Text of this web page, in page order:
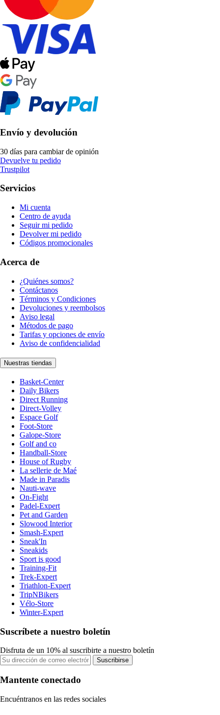
Envío y devolución
30 días para cambiar de opinión
Devuelve tu pedido
Trustpilot
Servicios
Mi cuenta
Centro de ayuda
Seguir mi pedido
Devolver mi pedido
Códigos promocionales
Acerca de
¿Quiénes somos?
Contáctanos
Términos y Condiciones
Devoluciones y reembolsos
Aviso legal
Métodos de pago
Tarifas y opciones de envío
Aviso de confidencialidad
Nuestras tiendas
Basket-Center
Daily Bikers
Direct Running
Direct-Volley
Espace Golf
Foot-Store
Galope-Store
Golf and co
Handball-Store
House of Rugby
La sellerie de Maé
Made in Paradis
Nauti-wave
On-Fight
Padel-Expert
Pet and Garden
Slowood Interior
Smash-Expert
Sneak'In
Sneakids
Sport is good
Training-Fit
Trek-Expert
Triathlon-Expert
TripNBikers
Vélo-Store
Winter-Expert
Suscríbete a nuestro boletín
Disfruta de un 10% al suscribirte a nuestro boletín
Suscribirse
Mantente conectado
Encuéntranos en las redes sociales